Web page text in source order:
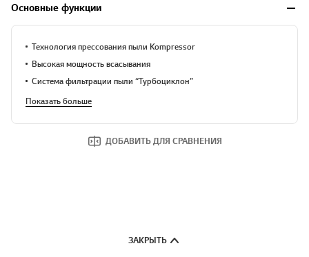
Основные функции
Технология прессования пыли Kompressor
Высокая мощность всасывания
Система фильтрации пыли “Турбоциклон”
Показать больше
ДОБАВИТЬ ДЛЯ СРАВНЕНИЯ
ЗАКРЫТЬ